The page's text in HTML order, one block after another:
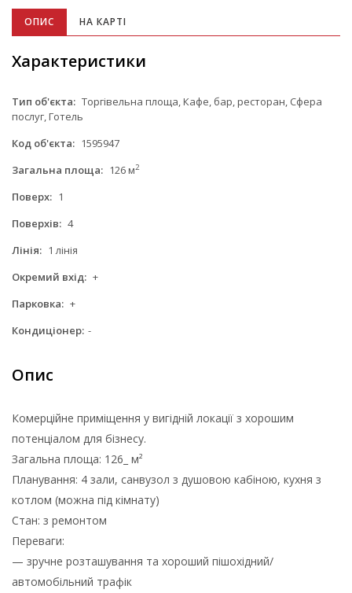
ОПИС НА КАРТІ
Характеристики
Тип об'єкта: Торгівельна площа, Кафе, бар, ресторан, Сфера
послуг, Готель
Код об'єкта: 1595947
Загальна площа: 126 м2
Поверх: 1
Поверхів: 4
Лінія: 1 лінія
Окремий вхід: +
Парковка: +
Кондиціонер: -
Опис
Комерційне приміщення у вигідній локації з хорошим
потенціалом для бізнесу.
Загальна площа: 126_ м²
Планування: 4 зали, санвузол з душовою кабіною, кухня з
котлом (можна під кімнату)
Стан: з ремонтом
Переваги:
— зручне розташування та хороший пішохідний/
автомобільний трафік